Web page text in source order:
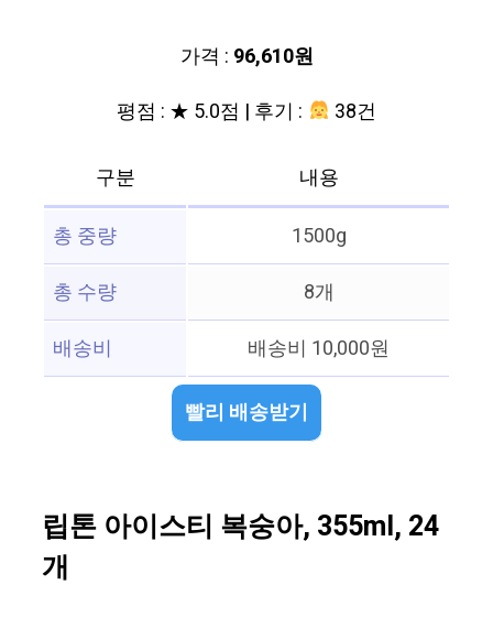
가격 : 96,610원
평점 : ★ 5.0점 | 후기 :
38건
구분
내용
총 중량
1500g
총 수량
8개
배송비
배송비 10,000원
빨리 배송받기
립톤 아이스티 복숭아, 355ml, 24
개